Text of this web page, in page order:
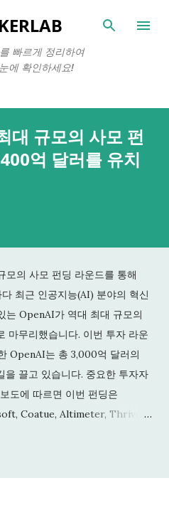
로 건너뛰기
빠르게 정리하여
에 확인하세요!
대 규모의 사모 펀
억 달러를 유치
모의 사모 펀딩 라운드를 통해
최근 인공지능(AI) 분야의 혁신
는 OpenAI가 역대 최대 규모의
마무리했습니다. 이번 투자 라운
OpenAI는 총 3,000억 달러의
을 끌고 있습니다. 중요한 투자자
도에 따르면 이번 펀딩은
Coatue, Altimeter, Thrive
OpenAI가 AI 연구를 더욱 심화